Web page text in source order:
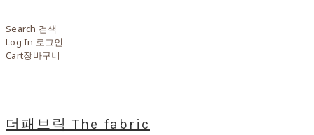
Search 검색
Log In 로그인
Cart장바구니
더패브릭 The fabric